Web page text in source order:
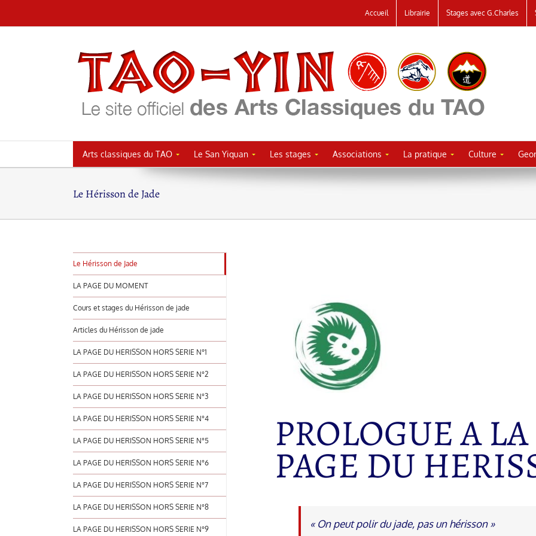
au
Accueil Librairie Stages avec G.Charles
Arts classiques du TAO Le San Yiquan Les stages Associations La pratique Culture
Le Hérisson de Jade
PROLOGUE A LA
PAGE DU
« On peut polir du jade, pas un hérisson »
Le Hérisson de Jade
LA PAGE DU MOMENT
Cours et stages du Hérisson de jade
Articles du Hérisson de jade
LA PAGE DU HERISSON HORS SERIE N°1
LA PAGE DU HERISSON HORS SERIE N°2
LA PAGE DU HERISSON HORS SERIE N°3
LA PAGE DU HERISSON HORS SERIE N°4
LA PAGE DU HERISSON HORS SERIE N°5
LA PAGE DU HERISSON HORS SERIE N°6
LA PAGE DU HERISSON HORS SERIE N°7
LA PAGE DU HERISSON HORS SERIE N°8
LA PAGE DU HERISSON HORS SERIE N°9